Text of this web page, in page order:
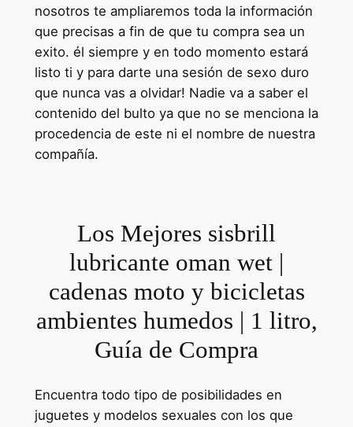
nosotros te ampliaremos toda la información
que precisas a fin de que tu compra sea un
exito. él siempre y en todo momento estará
listo ti y para darte una sesión de sexo duro
que nunca vas a olvidar! Nadie va a saber el
contenido del bulto ya que no se menciona la
procedencia de este ni el nombre de nuestra
compañía.
Los Mejores sisbrill
lubricante oman wet |
cadenas moto y bicicletas
ambientes humedos | 1 litro,
Guía de Compra
Encuentra todo tipo de posibilidades en
juguetes y modelos sexuales con los que